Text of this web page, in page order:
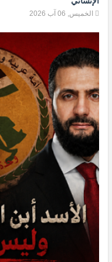
الخميس, 06 آب 2026